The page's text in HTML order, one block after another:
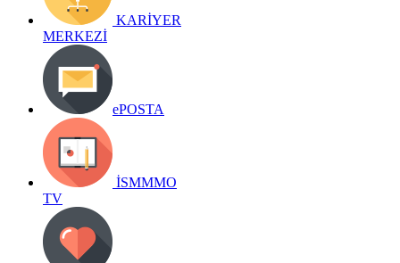
KARİYER
MERKEZİ
ePOSTA
İSMMMO
TV